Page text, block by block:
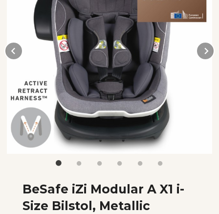
BeSafe iZi Modular A X1 i-
Size Bilstol, Metallic